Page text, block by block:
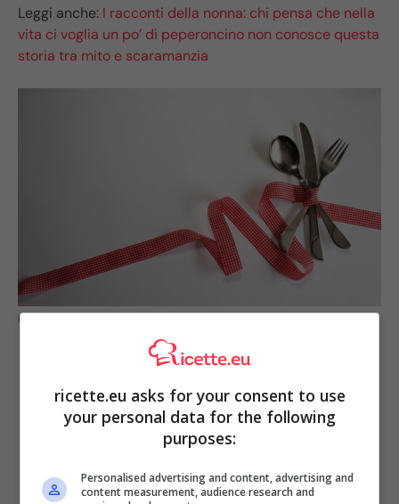
Leggi anche: I racconti della nonna: chi pensa che nella
vita ci voglia un po’ di peperoncino non conosce questa
storia tra mito e scaramanzia
Mai incrociare le posate a tavola: ti spiego perché (fonte pixabey)
ricette.eu asks for your consent to use
your personal data for the following
purposes:
Personalised advertising and content, advertising and
content measurement, audience research and